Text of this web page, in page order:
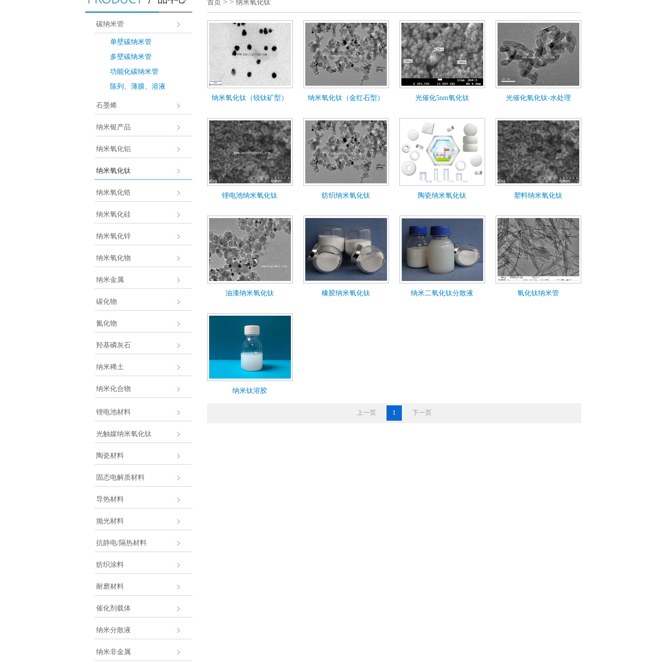
碳纳米管
单壁碳纳米管
多壁碳纳米管
功能化碳纳米管
陈列、薄膜、溶液
石墨烯
纳米银产品
纳米氧化铝
纳米氧化钛
纳米氧化锆
纳米氧化硅
纳米氧化锌
纳米氧化物
纳米金属
碳化物
氮化物
羟基磷灰石
纳米稀土
纳米化合物
锂电池材料
光触媒纳米氧化钛
陶瓷材料
固态电解质材料
导热材料
抛光材料
抗静电/隔热材料
纺织涂料
耐磨材料
催化剂载体
纳米分散液
纳米非金属
首页 > > 纳米氧化钛
纳米氧化钛（锐钛矿型） 纳米氧化钛（金红石型） 光催化5nm氧化钛 光催化氧化钛-水处理
锂电池纳米氧化钛 纺织纳米氧化钛 陶瓷纳米氧化钛 塑料纳米氧化钛
油漆纳米氧化钛 橡胶纳米氧化钛 纳米二氧化钛分散液 氧化钛纳米管
纳米钛溶胶
上一页 1 下一页